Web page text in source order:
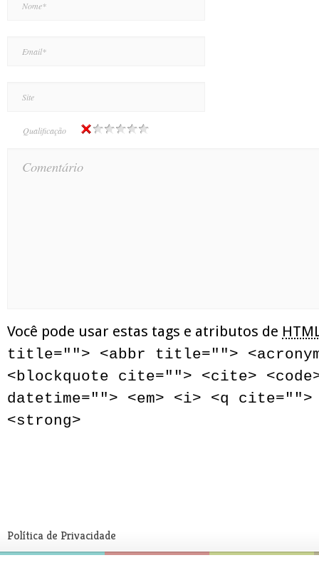
Qualificação
Você pode usar estas tags e atributos de
title=""> <abbr title="">
<blockquote cite=""> <cite>
datetime=""> <em> <i> <q
<strong>
Política de Privacidade